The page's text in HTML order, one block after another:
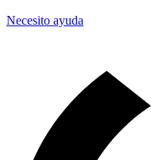
Necesito ayuda